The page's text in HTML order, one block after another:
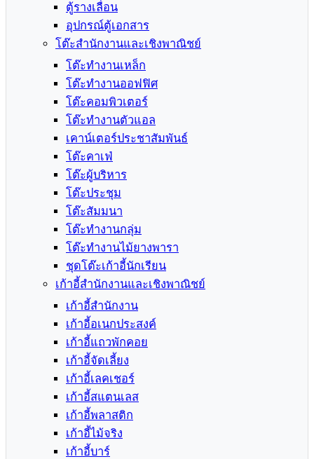
ตู้รางเลื่อน
อุปกรณ์ตู้เอกสาร
โต๊ะสำนักงานและเชิงพาณิชย์
โต๊ะทำงานเหล็ก
โต๊ะทำงานออฟฟิศ
โต๊ะคอมพิวเตอร์
โต๊ะทำงานตัวแอล
เคาน์เตอร์ประชาสัมพันธ์
โต๊ะคาเฟ่
โต๊ะผู้บริหาร
โต๊ะประชุม
โต๊ะสัมมนา
โต๊ะทำงานกลุ่ม
โต๊ะทำงานไม้ยางพารา
ชุดโต๊ะเก้าอี้นักเรียน
เก้าอี้สำนักงานและเชิงพาณิชย์
เก้าอี้สำนักงาน
เก้าอี้อเนกประสงค์
เก้าอี้แถวพักคอย
เก้าอี้จัดเลี้ยง
เก้าอี้เลคเชอร์
เก้าอี้สแตนเลส
เก้าอี้พลาสติก
เก้าอี้ไม้จริง
เก้าอี้บาร์